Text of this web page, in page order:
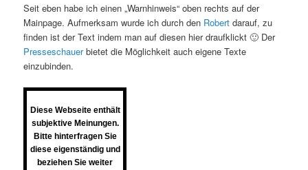
Seit eben habe ich einen „Warnhinweis“ oben rechts auf der
Mainpage. Aufmerksam wurde ich durch den Robert darauf, zu
finden ist der Text indem man auf diesen hier draufklickt 🙂 Der
Presseschauerbietet die Möglichkeit auch eigene Texte
einzubinden.
Diese Webseite enthält
subjektive Meinungen.
Bitte hinterfragen Sie
diese eigenständig und
beziehen Sie weiter